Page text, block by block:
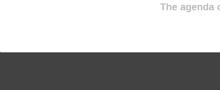
The